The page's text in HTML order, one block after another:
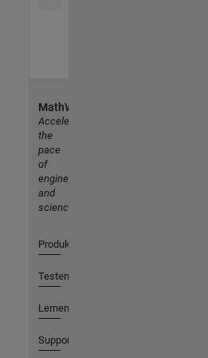
MathWorks
Accelerating
the
pace
of
engineering
and
science
Produkte
Testen oder Kaufen
Lernen
Support